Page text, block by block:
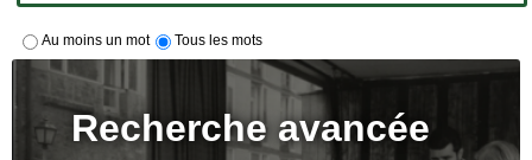
Au moins un mot Tous les mots
Recherche avancée